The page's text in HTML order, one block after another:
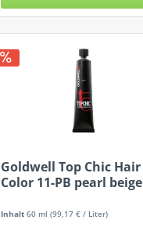
Goldwell Top Chic Hair
Color 11-PB pearl beige
Inhalt60 ml(99,17 € / Liter)